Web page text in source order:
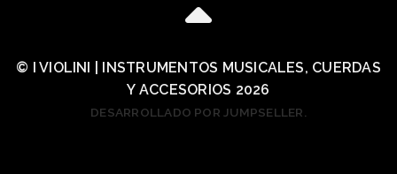
© I VIOLINI | INSTRUMENTOS MUSICALES, CUERDAS
Y ACCESORIOS 2026
DESARROLLADO POR JUMPSELLER